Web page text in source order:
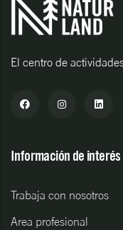
El centro de
Información de interés
Trabaja con nosotros
Area profesional